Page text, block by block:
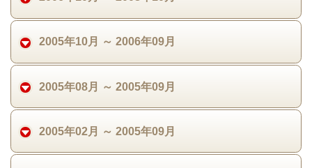
2005年10月 ～ 2006年09月
2005年08月 ～ 2005年09月
2005年02月 ～ 2005年09月